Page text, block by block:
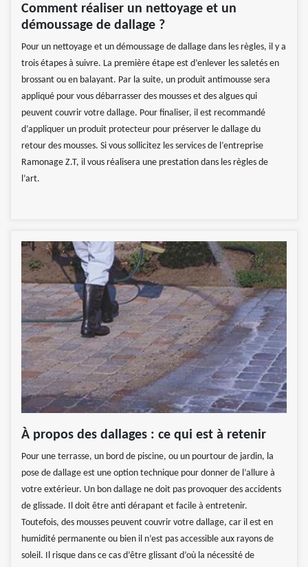
Comment réaliser un nettoyage et un
démoussage de dallage ?
Pour un nettoyage et un démoussage de dallage dans les règles, il y a
trois étapes à suivre. La première étape est d’enlever les saletés en
brossant ou en balayant. Par la suite, un produit antimousse sera
appliqué pour vous débarrasser des mousses et des algues qui
peuvent couvrir votre dallage. Pour finaliser, il est recommandé
d’appliquer un produit protecteur pour préserver le dallage du
retour des mousses. Si vous sollicitez les services de l’entreprise
Ramonage Z.T, il vous réalisera une prestation dans les règles de
l’art.
À propos des dallages : ce qui est à retenir
Pour une terrasse, un bord de piscine, ou un pourtour de jardin, la
pose de dallage est une option technique pour donner de l’allure à
votre extérieur. Un bon dallage ne doit pas provoquer des accidents
de glissade. Il doit être anti dérapant et facile à entretenir.
Toutefois, des mousses peuvent couvrir votre dallage, car il est en
humidité permanente ou bien il n’est pas accessible aux rayons de
soleil. Il risque dans ce cas d’être glissant d’où la nécessité de